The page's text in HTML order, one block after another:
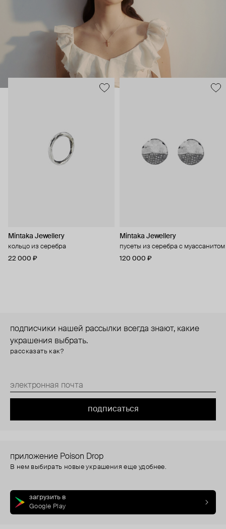
Mintaka Jewellery
кольцо из серебра
22 000 ₽
Mintaka Jewellery
пусеты из серебра с муассанитом
120 000 ₽
подписчики нашей рассылки всегда знают, какие
украшения выбрать.
рассказать как?
подписаться
приложение Poison Drop
В нем выбирать новые украшения еще удобнее.
загрузить в
Google Play